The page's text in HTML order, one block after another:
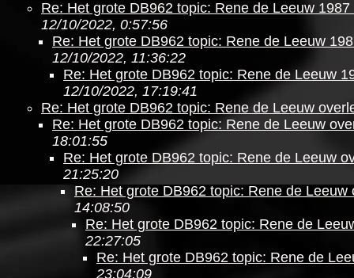
Re: Het grote DB962 topic: Rene de Leeuw
12/10/2022, 0:57:56
Re: Het grote DB962 topic: Rene de Leeuw
12/10/2022, 11:36:22
Re: Het grote DB962 topic: Rene de Leeuw
12/10/2022, 17:19:41
Re: Het grote DB962 topic: Rene de Leeuw
Re: Het grote DB962 topic: Rene de Leeuw
18:01:55
Re: Het grote DB962 topic: Rene de Leeuw
21:25:20
Re: Het grote DB962 topic: Rene de Leeuw
14:08:50
Re: Het grote DB962 topic: Rene de
22:27:05
Re: Het grote DB962 topic: Rene de
23:04:09